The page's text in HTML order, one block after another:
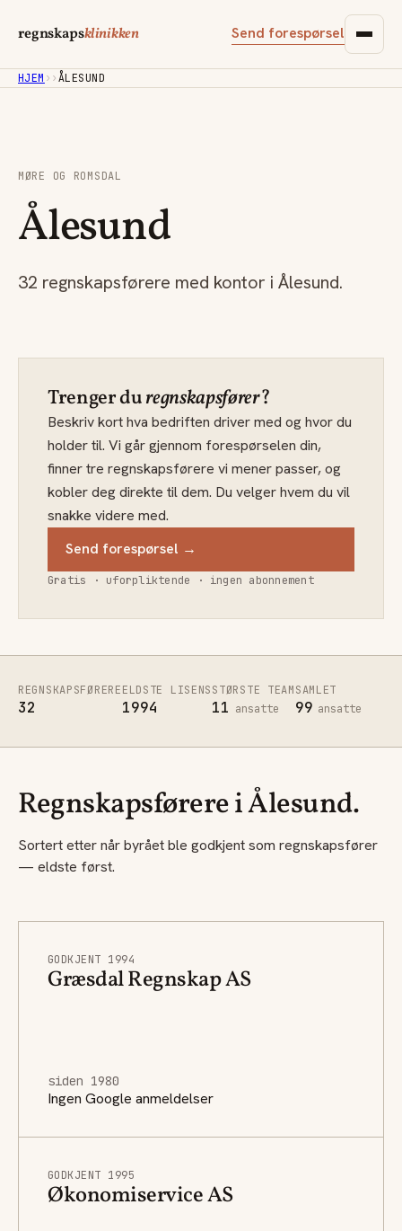
regnskapsklinikken Send forespørsel
HJEM › ›ÅLESUND
MØRE OG ROMSDAL
Ålesund
32 regnskapsførere med kontor i Ålesund.
Trenger duregnskapsfører?
Beskriv kort hva bedriften driver med og hvor du
holder til. Vi går gjennom forespørselen din,
finner tre regnskapsførere vi mener passer, og
kobler deg direkte til dem. Du velger hvem du vil
snakke videre med.
Send forespørsel →
Gratis · uforpliktende · ingen abonnement
REGNSKAPSFØRERE
32
ELDSTE LISENS
1994
STØRSTE TEAM
11 ansatte
SAMLET
99 ansatte
Regnskapsførere i Ålesund.
Sortert etter når byrået ble godkjent som regnskapsfører
— eldste først.
GODKJENT 1994
Græsdal Regnskap AS
siden 1980
Ingen Google anmeldelser
GODKJENT 1995
Økonomiservice AS